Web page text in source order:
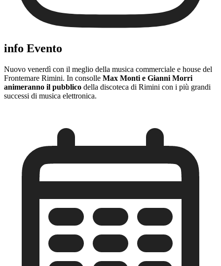
info Evento
Nuovo venerdì con il meglio della musica commerciale e house del
Frontemare Rimini. In consolle Max Monti e Gianni Morri
animeranno il pubblico della discoteca di Rimini con i più grandi
successi di musica elettronica.